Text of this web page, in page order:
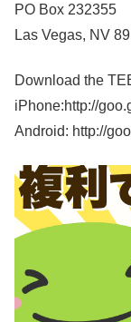
PO Box 232355
Las Vegas, NV
Download the
iPhone:http://
Android: http://